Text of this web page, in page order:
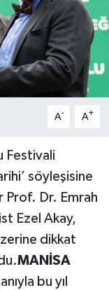
A- A+
Festivali
söyleşisine
Prof. Dr. Emrah
Ezel Akay,
dikkat
MANİSA
bu yıl